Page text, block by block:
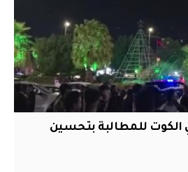
الكوت للمطالبة بتحسين